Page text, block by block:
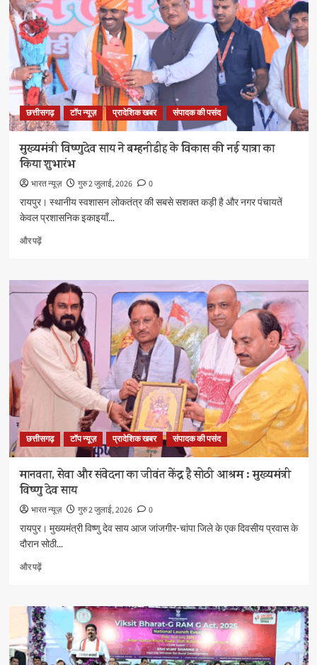
ही
खेती-
किसानी
में
तेजी
के
बारे
में
और
पढ़ें
छत्तीसगढ़ टॉप न्यूज़ प्रादेशिक खबर संपादक की पसंद
मुख्यमंत्री विष्णुदेव साय ने बम्हनीडीह के विकास की नई यात्रा का
किया शुभारंभ
भारत न्यूज़ गुरु 2 जुलाई, 2026
0
रायपुर। स्थानीय स्वशासन लोकतंत्र की सबसे सशक्त कड़ी है और नगर पंचायतें
केवल प्रशासनिक इकाइयाँ...
और पढ़ेंमुख्यमंत्री
ने
बम्हनीडीह
के
विकास
की
यात्रा
का
किया
शुभारंभ
में
छत्तीसगढ़ टॉप न्यूज़ प्रादेशिक खबर संपादक की पसंद
मानवता, सेवा और संवेदना का जीवंत केंद्र है सोठी आश्रम : मुख्यमंत्री
विष्णु देव साय
भारत न्यूज़ गुरु 2 जुलाई, 2026
0
रायपुर। मुख्यमंत्री विष्णु देव साय आज जांजगीर-चांपा जिले के एक दिवसीय प्रवास के
दौरान सोठी...
और पढ़ेंमानवता,
संवेदना
का
जीवंत
केंद्र
है